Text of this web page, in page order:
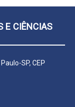
E CIÊNCIAS
SP, CEP